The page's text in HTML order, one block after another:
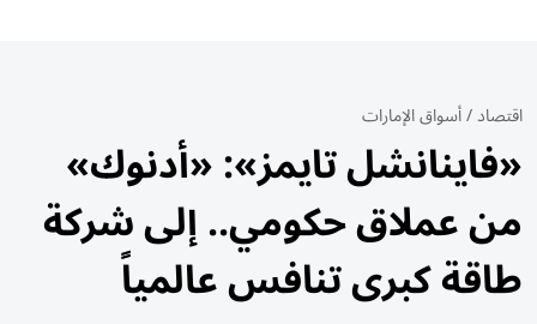
اقتصاد/أسواق الإمارات
«فاينانشل تايمز»: «أدنوك»
من عملاق حكومي.. إلى شركة
طاقة كبرى تنافس عالمياً